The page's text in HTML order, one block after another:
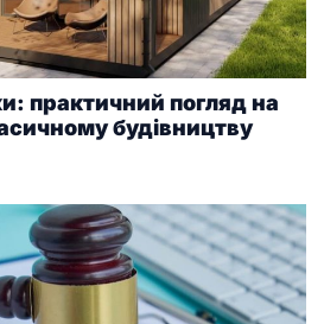
практичний погляд на
будівництву